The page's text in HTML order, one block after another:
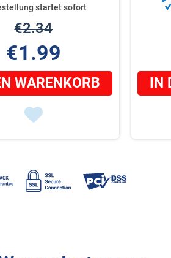
startet sofort
€2.34
€1.99
WARENKORB